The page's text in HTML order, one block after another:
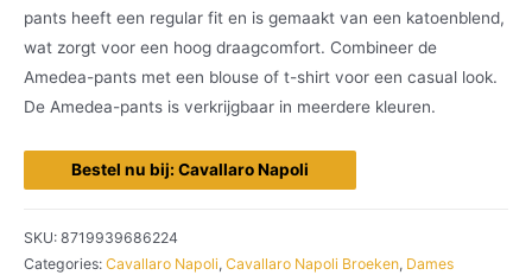
pants heeft een regular fit en is gemaakt van een katoenblend,
wat zorgt voor een hoog draagcomfort. Combineer de
Amedea-pants met een blouse of t-shirt voor een casual look.
De Amedea-pants is verkrijgbaar in meerdere kleuren.
Bestel nu bij: Cavallaro Napoli
SKU: 8719939686224
Categories: Cavallaro Napoli, Cavallaro Napoli Broeken, Dames